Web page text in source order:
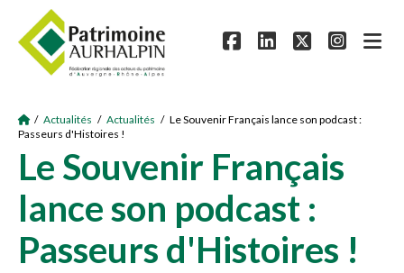
/ Actualités / Actualités / Le Souvenir Français lance son podcast :
Passeurs d'Histoires !
Le Souvenir Français
lance son podcast :
Passeurs d'Histoires !